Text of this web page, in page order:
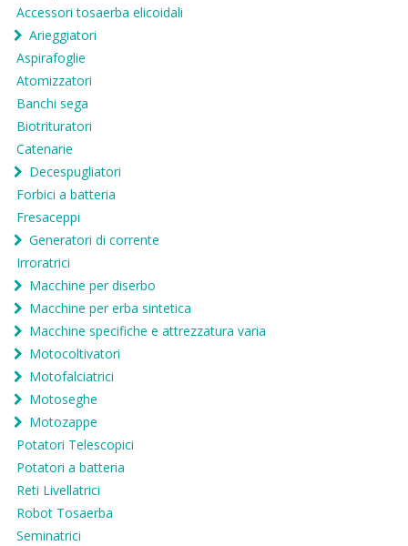
Accessori tosaerba elicoidali
Arieggiatori
Aspirafoglie
Atomizzatori
Banchi sega
Biotrituratori
Catenarie
Decespugliatori
Forbici a batteria
Fresaceppi
Generatori di corrente
Irroratrici
Macchine per diserbo
Macchine per erba sintetica
Macchine specifiche e attrezzatura varia
Motocoltivatori
Motofalciatrici
Motoseghe
Motozappe
Potatori Telescopici
Potatori a batteria
Reti Livellatrici
Robot Tosaerba
Seminatrici